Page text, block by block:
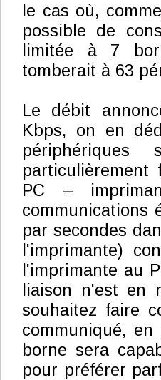
le cas où,
possible de
limitée à 7
tomberait à 63
Le débit
Kbps, on en
particulièrement
PC –
communications
par secondes
l'imprimante)
l'imprimante au
liaison n'est en
souhaitez faire
communiqué,
borne sera
pour préférer